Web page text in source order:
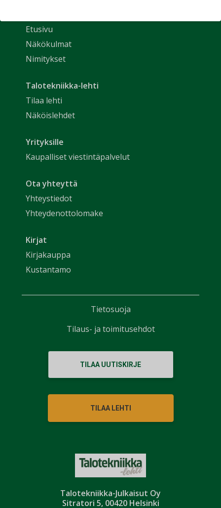
Talotekniikka-Julkaisut Oy
Sitratori 5, 00420 Helsinki
Etusivu
Näkökulmat
Nimitykset
Talotekniikka-lehti
Tilaa lehti
Näköislehdet
Yrityksille
Kaupalliset viestintäpalvelut
Ota yhteyttä
Yhteystiedot
Yhteydenottolomake
Kirjat
Kirjakauppa
Kustantamo
TILAA UUTISKIRJE
TILAA LEHTI
Tietosuoja
Tilaus- ja toimitusehdot